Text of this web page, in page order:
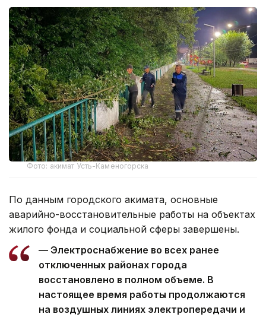
Фото: акимат Усть-Каменогорска
По данным городского акимата, основные
аварийно-восстановительные работы на объектах
жилого фонда и социальной сферы завершены.
— Электроснабжение во всех ранее
отключенных районах города
восстановлено в полном объеме. В
настоящее время работы продолжаются
на воздушных линиях электропередачи и